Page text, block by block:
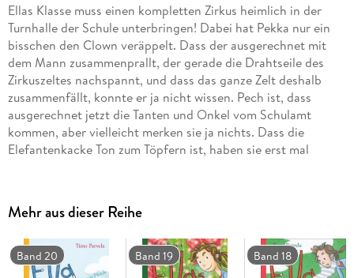
Ellas Klasse muss einen kompletten Zirkus heimlich in der
Turnhalle der Schule unterbringen! Dabei hat Pekka nur ein
bisschen den Clown veräppelt. Dass der ausgerechnet mit
dem Mann zusammenprallt, der gerade die Drahtseile des
Zirkuszeltes nachspannt, und dass das ganze Zelt deshalb
zusammenfällt, konnte er ja nicht wissen. Pech ist, dass
ausgerechnet jetzt die Tanten und Onkel vom Schulamt
kommen, aber vielleicht merken sie ja nichts. Dass die
Elefantenkacke Ton zum Töpfern ist, haben sie erst mal
Freundschaft selbst solche Meisterstücke gelingen.
Mehr aus dieser Reihe
Band 20 Band 19 Band 18